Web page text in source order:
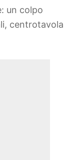
un colpo
centrotavola